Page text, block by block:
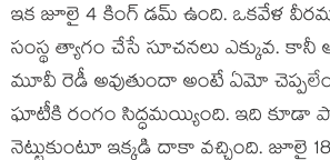
ఇక జూలై 4 కింగ్ డమ్ ఉంది. ఒకవేళ
సంస్థ త్యాగం చేసే సూచనలు ఎక్కువ.
మూవీ రెడీ అవుతుందా అంటే ఏమో చెప్పలేం.
ఘాటీకి రంగం సిద్ధమయ్యింది. ఇది కూడా
నెట్టుకుంటూ ఇక్కడి దాకా వచ్చింది. జూలై